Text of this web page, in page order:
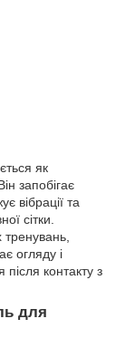
як
запобігає
вібрації та
сітки.
огляду і
контакту з
для